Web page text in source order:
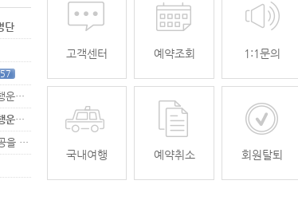
단
57
[무안공항 활성화-2탄] 여강[리장] 전세기 홍보 이벤트 "행운에 주인공…
[무안공항 활성화-2탄] 여강[리장] 전세기 홍보 이벤트 "행운에 주인공…
[무안공항 활성화] 가을전세기 홍보 이벤트 "행운에 주인공을 찾습니다."
고객센터 예약조회 1:1문의
국내여행 예약취소 회원탈퇴